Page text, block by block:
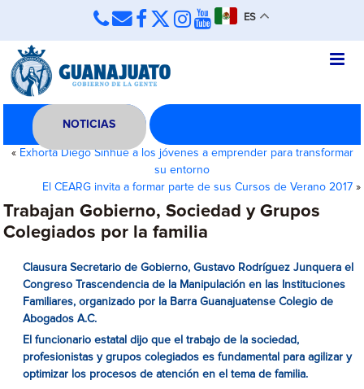
ES
NOTICIAS
« Exhorta Diego Sinhue a los jóvenes a emprender para transformar
su entorno
El CEARG invita a formar parte de sus Cursos de Verano 2017»
Trabajan Gobierno, Sociedad y Grupos
Colegiados por la familia
Clausura Secretario de Gobierno, Gustavo Rodríguez Junquera el
Congreso Trascendencia de la Manipulación en las Instituciones
Familiares, organizado por la Barra Guanajuatense Colegio de
Abogados A.C.
El funcionario estatal dijo que el trabajo de la sociedad,
profesionistas y grupos colegiados es fundamental para agilizar y
optimizar los procesos de atención en el tema de familia.